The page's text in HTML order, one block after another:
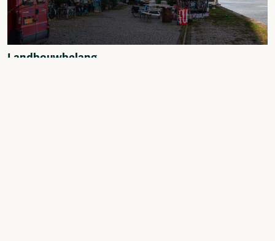
Landbouwbelang